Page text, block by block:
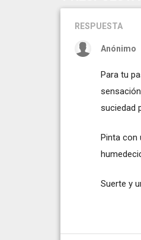
RESPUESTA
Anónimo
Para tu
suciedad
Pinta con
Suerte y